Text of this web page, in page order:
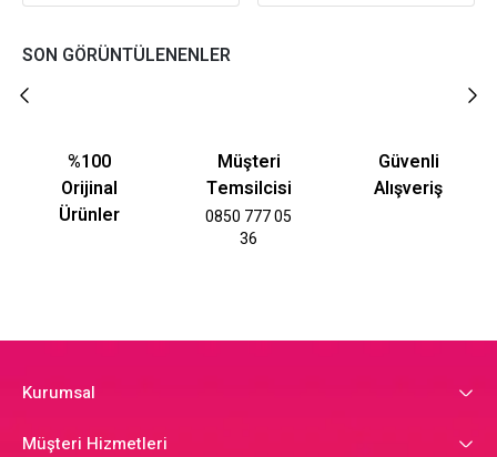
SON GÖRÜNTÜLENENLER
%100
Orijinal
Ürünler
Müşteri
Temsilcisi
0850 777 05
36
Güvenli
Alışveriş
Kurumsal
Müşteri Hizmetleri